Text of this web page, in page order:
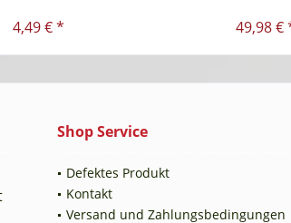
4,49 € * 49,98 €
Shop Service
Defektes Produkt
Kontakt
Versand und Zahlungsbedingungen